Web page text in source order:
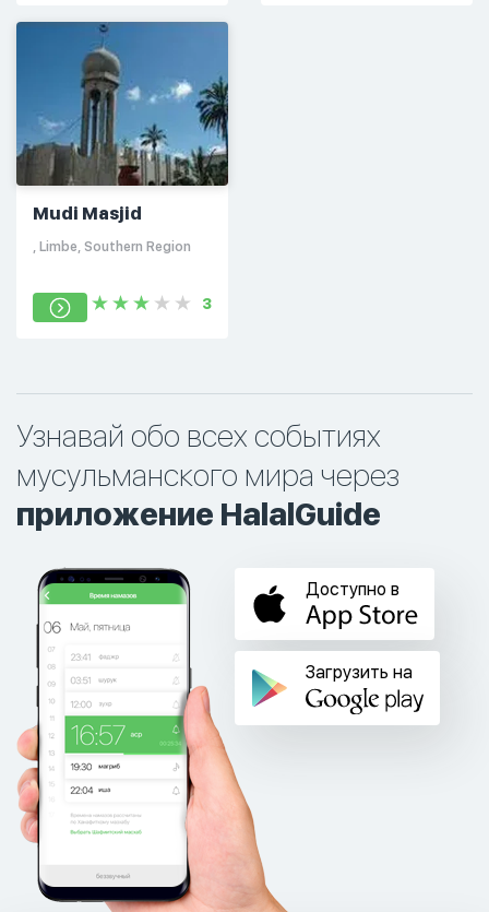
Mudi Masjid
, Limbe, Southern Region
3
Узнавай обо всех событиях
мусульманского мира через
приложение HalalGuide
Доступно в
Загрузить на